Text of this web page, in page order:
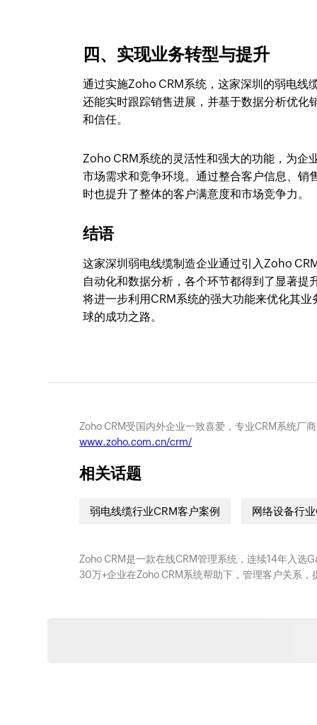
四、实现业务转型与提升
通过实施Zoho CRM系统，这家深圳的弱电线
还能实时跟踪销售进展，并基于数据分析优
和信任。
Zoho CRM系统的灵活性和强大的功能，为企
市场需求和竞争环境。通过整合客户信息、
时也提升了整体的客户满意度和市场竞争力。
结语
这家深圳弱电线缆制造企业通过引入Zoho
自动化和数据分析，各个环节都得到了显著
将进一步利用CRM系统的强大功能来优化其
球的成功之路。
Zoho CRM受国内外企业一致喜爱，专业CRM系统厂
www.zoho.com.cn/crm/
相关话题
弱电线缆行业CRM客户案例 网络设备行
Zoho CRM是一款在线CRM管理系统，连续14年入
30万+企业在Zoho CRM系统帮助下，管理客户关系